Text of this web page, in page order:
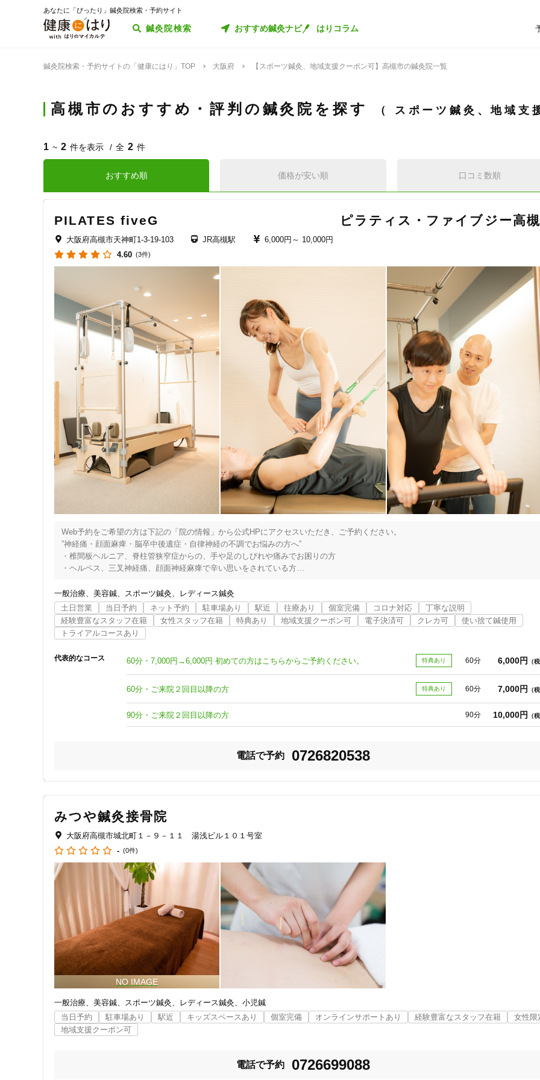
あなたに「ぴったり」鍼灸院検索・予約サイト
鍼灸院検索 おすすめ鍼灸ナビ はりコラム
鍼灸院検索・予約サイトの「健康にはり」TOP 大阪府 【スポーツ鍼灸、地域支援クーポン可】高槻市の鍼灸院一覧
高槻市のおすすめ・評判の鍼灸院を探す スポーツ鍼灸、地域支
住所
ジャンル
1 ~ 2 件を表示 全 2 件
おすすめ順 価格が安い順 口コミ数順
PILATES fiveG ピラティス・ファイブジー高槻
大阪府高槻市天神町1-3-19-103 JR高槻駅 6,000円～ 10,000円
4.60 (3件)
Web予約をご希望の方は下記の「院の情報」から公式HPにアクセスいただき、ご予約ください。
”神経痛・顔面麻痺・脳卒中後遺症・自律神経の不調でお悩みの方へ”
・椎間板ヘルニア、脊柱管狭窄症からの、手や足のしびれや痛みでお困りの方
・ヘルペス、三叉神経痛、顔面神経麻痺で辛い思いをされている方
・更年期障害、ストレスなどで自律神経の乱れから体調不良の方
「鍼灸整体×ピラティス」で、「痛みを治し・身体を変える」
現在までの経過、お身体の状態把握、検査をさせていただき、施術の内容説明をしっかりさせていただきます。
次回のご予約のため、１ヶ月先までのご予定を確認の上、お越し下さい。
自分の身体は自分にしか変えられません。私たちが精一杯、お手伝いをさせていただきますが、ご自身での運動リハビリは大切です。当
院では、ピラティスを取り入れ、身体の柔軟性・筋力・バランスを整えることを行っております。ひとりでも多くの方がしなやかな強い
身体で充実した仕事や生活を送られることが私たちの願いです。
一般治療 美容鍼 スポーツ鍼灸
レディース鍼灸
土日営業
当日予約 ネット予約 駐車場あり 駅近 往療あり 個室完備 コロナ対応
丁寧な説明
経験豊富なスタッフ在籍
女性スタッフ在籍 特典あり 地域支援クーポン可 電子決済可 クレカ可
使い捨て鍼使用
トライアルコースあり
代表的なコース 60分・7,000円→6,000円 初めての方はこちらからご予約ください。 特典あり 60分 6,000円 （
60分・ご来院２回目以降の方 特典あり 60分 7,000円 （
90分・ご来院２回目以降の方 90分 10,000円 （
電話で予約 0726820538
みつや鍼灸接骨院
大阪府高槻市城北町１－９－１１ 湯浅ビル１０１号室
- (0件)
一般治療 美容鍼 スポーツ鍼灸 レディース鍼灸
小児鍼
当日予約
駐車場あり 駅近 キッズスペースあり 個室完備 オンラインサポートあり 経験豊富なスタッフ在籍
女性限
地域支援クーポン可
電話で予約 0726699088